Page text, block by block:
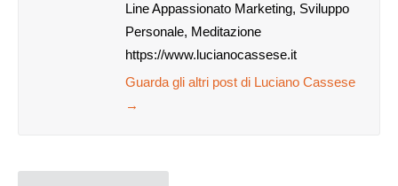
Line Appassionato Marketing, Sviluppo
Personale, Meditazione
https://www.lucianocassese.it
Guarda gli altri post di Luciano Cassese
→